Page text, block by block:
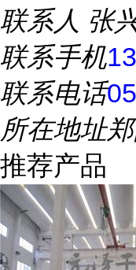
联系人 张
联系手机
联系电话
所在地址
推荐产品